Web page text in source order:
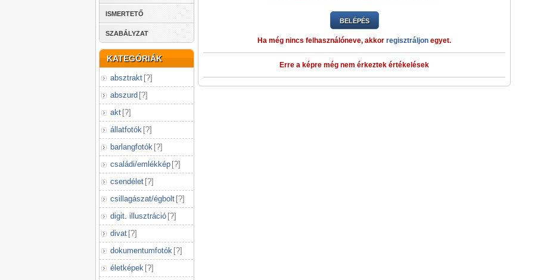
ISMERTETŐ
SZABÁLYZAT
KATEGÓRIÁK
absztrakt [?]
abszurd [?]
akt [?]
állatfotók [?]
barlangfotók [?]
családi/emlékkép [?]
csendélet [?]
csillagászat/égbolt [?]
digit. illusztráció [?]
divat [?]
dokumentumfotók [?]
életképek [?]
BELÉPÉS
Ha még nincs felhasználóneve, akkor regisztráljon egyet.
Erre a képre még nem érkeztek értékelések